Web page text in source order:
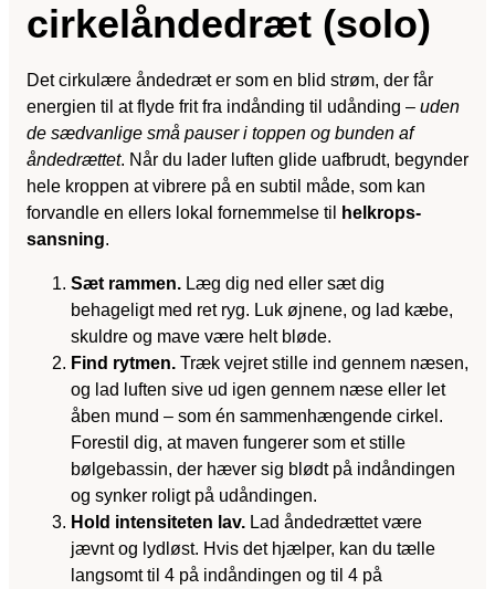
cirkelåndedræt (solo)
Det cirkulære åndedræt er som en blid strøm, der får
energien til at flyde frit fra indånding til udånding – uden
de sædvanlige små pauser i toppen og bunden af
åndedrættet. Når du lader luften glide uafbrudt, begynder
hele kroppen at vibrere på en subtil måde, som kan
forvandle en ellers lokal fornemmelse til
helkrops-
sansning.
Sæt rammen. Læg dig ned eller sæt dig
behageligt med ret ryg. Luk øjnene, og lad kæbe,
skuldre og mave være helt bløde.
Find rytmen. Træk vejret stille ind gennem næsen,
og lad luften sive ud igen gennem næse eller let
åben mund – som én sammenhængende cirkel.
Forestil dig, at maven fungerer som et stille
bølgebassin, der hæver sig blødt på indåndingen
og synker roligt på udåndingen.
Hold intensiteten lav. Lad åndedrættet være
jævnt og lydløst. Hvis det hjælper, kan du tælle
langsomt til 4 på indåndingen og til 4 på